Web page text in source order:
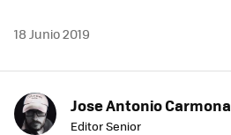
18 Junio 2019
Jose Antonio Carmona
Editor Senior